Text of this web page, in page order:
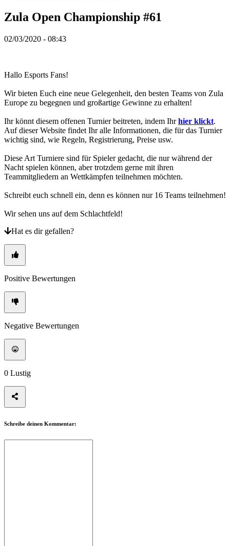
Events
Neuigkeiten
Guides
Zula Open Championship #61
02/03/2020 - 08:43
Hallo Esports Fans!
Wir bieten Euch eine neue Gelegenheit, den besten Teams von Zula
Europe zu begegnen und großartige Gewinne zu erhalten!
Ihr könnt diesem offenen Turnier beitreten, indem Ihrhier klickt.
Auf dieser Website findet Ihr alle Informationen, die für das Turnier
wichtig sind, wie Regeln, Registrierung, Preise usw.
Diese Art Turniere sind für Spieler gedacht, die nur während der
Nacht spielen können, aber trotzdem gerne mit ihren
Teammitgliedern an Wettkämpfen teilnehmen möchten.
Schreibt euch schnell ein, denn es können nur 16 Teams teilnehmen!
Wir sehen uns auf dem Schlachtfeld!
Hat es dir gefallen?
Positive Bewertungen
Negative Bewertungen
0 Lustig
Schreibe deinen Kommentar: